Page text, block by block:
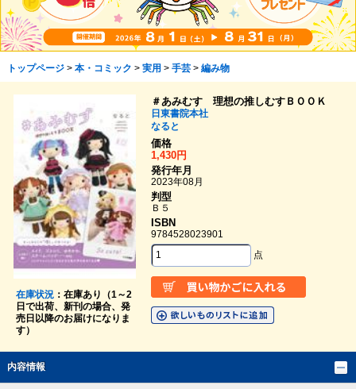
トップページ> 本・コミック > 実用 > 手芸> 編み物
在庫状況：在庫あり（1～2
日で出荷、新刊の場合、発
売日以降のお届けになりま
す）
＃あみむす 理想の推しむすＢＯＯＫ
日東書院本社
なると
価格
1,430円
発行年月
2023年08月
判型
Ｂ５
ISBN
9784528023901
点
内容情報